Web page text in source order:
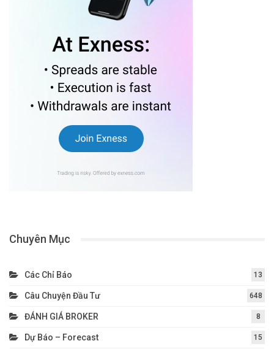
Chuyên Mục
Các Chỉ Báo 13
Câu Chuyện Đầu Tư 648
ĐÁNH GIÁ BROKER 8
Dự Báo – Forecast 15